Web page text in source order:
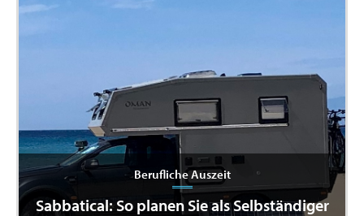
Berufliche Auszeit
Sabbatical: So planen Sie als Selbständiger